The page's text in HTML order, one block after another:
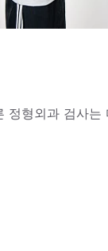
정형외과 검사는